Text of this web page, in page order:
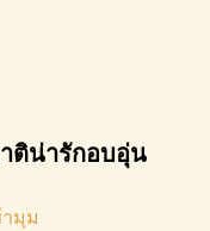
ติน่ารักอบอุ่น